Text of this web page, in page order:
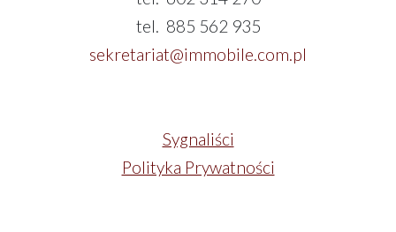
tel. 885 562 935
sekretariat@immobile.com.pl
Sygnaliści
Polityka Prywatności